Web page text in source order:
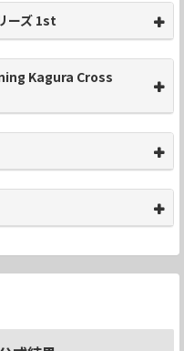
ーズ 1st
Kagura Cross